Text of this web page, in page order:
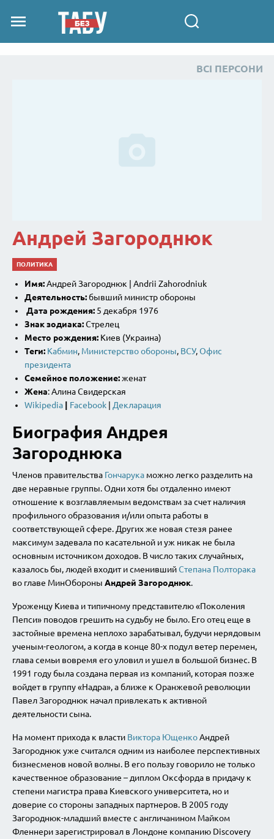
ВСІ ПЕРСОНИ
Андрей Загороднюк
ПОЛИТИКА
Имя:Андрей Загороднюк | Andrii Zahorodniuk
Деятельность:бывший министр обороны
Дата рождения: 5 декабря 1976
Знакзодиака:Стрелец
Место рождения: Киев (Украина)
Теги: Кабмин, Министерство обороны, ВСУ,Офис
президента
Семейное положение:женат
Жена: Алина Свидерская
Wikipedia
Facebook Декларация
Биография Андрея
Загороднюка
Членов правительства Гончарука можно легко разделить на
две неравные группы. Одни хотя бы отдаленно имеют
отношение к возглавляемым ведомствам за счет наличия
профильного образования и/или опыта работы в
соответствующей сфере. Других же новая стезя ранее
максимум задевала по касательной и уж никак не была
основным источником доходов. В число таких случайных,
казалось бы, людей входит и сменившийСтепана Полторака
во главе МинОбороны Андрей Загороднюк.
Уроженцу Киева и типичному представителю «Поколения
Пепси» поводов грешить на судьбу не было. Его отец еще в
застойные времена неплохо зарабатывал, будучи нерядовым
ученым-геологом, а когда в конце 80-х подул ветер перемен,
глава семьи вовремя его уловил и ушел в большой бизнес. В
1991 году была создана первая из компаний, которая позже
войдет в группу «Надра», а ближе к Оранжевой революции
Павел Загороднюк начал привлекать к активной
деятельности сына.
На момент прихода к власти Виктора ЮщенкоАндрей
Загороднюк уже считался одним из наиболее перспективных
бизнесменов новой волны. В его пользу говорило не только
качественное образование – диплом Оксфорда в придачу к
степени магистра права Киевского университета, но и
доверие со стороны западных партнеров. В 2005 году
Загороднюк-младший вместе с англичанином Майком
Фленнери зарегистрировал в Лондоне компанию Discovery